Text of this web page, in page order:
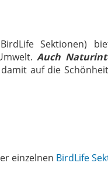
Sektionen)
Auch
auf die
einzelnen BirdLife